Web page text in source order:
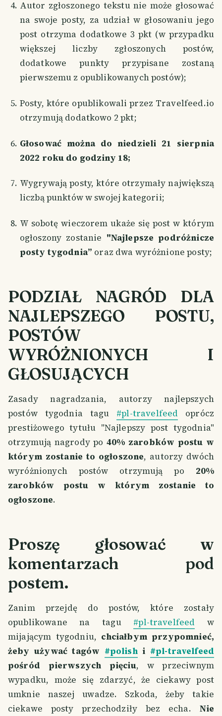
Autor zgłoszonego tekstu nie może głosować
na swoje posty, za udział w głosowaniu jego
post otrzyma dodatkowe 3 pkt (w przypadku
większej liczby zgłoszonych postów,
dodatkowe punkty przypisane zostaną
pierwszemu z opublikowanych postów);
Posty, które opublikowali przez Travelfeed.io
otrzymują dodatkowo 2 pkt;
Głosować można do niedzieli 21 sierpnia
2022 roku do godziny 18;
Wygrywają posty, które otrzymały największą
liczbą punktów w swojej kategorii;
W sobotę wieczorem ukaże się post w którym
ogłoszony zostanie "Najlepsze podróżnicze
posty tygodnia” oraz dwa wyróżnione posty;
PODZIAŁ NAGRÓD DLA
NAJLEPSZEGO POSTU,
POSTÓW
WYRÓŻNIONYCH I
GŁOSUJĄCYCH
Zasady nagradzania, autorzy najlepszych
postów tygodnia tagu #pl-travelfeed oprócz
prestiżowego tytułu "Najlepszy post tygodnia"
otrzymują nagrody po40% zarobków postu w
którym zostanie to ogłoszone, autorzy dwóch
wyróżnionych postów otrzymują po 20%
zarobków postu w którym zostanie to
ogłoszone.
Proszę głosować w
komentarzach pod
postem.
Zanim przejdę do postów, które zostały
opublikowane na tagu #pl-travelfeed w
mijającym tygodniu, chciałbym przypomnieć,
żeby używać tagów #polishi #pl-travelfeed
pośród pierwszych pięciu, w przeciwnym
wypadku, może się zdarzyć, że ciekawy post
umknie naszej uwadze. Szkoda, żeby takie
ciekawe posty przechodziły bez echa. Nie